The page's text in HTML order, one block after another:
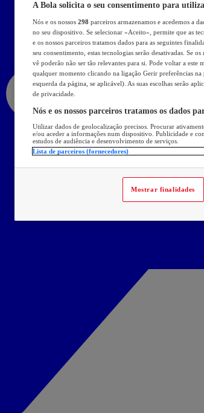
A Bola solicita o seu consentimento para
Nós e os nossos 298 parceiros armazenamos e acedemos a
no seu dispositivo. Se selecionar «Aceito», permite que as
e os nossos parceiros tratamos dados para as seguintes
seu consentimento, estas tecnologias serão desativadas. Se
vê poderão não ser tão relevantes para si. Pode voltar a este
qualquer momento clicando na ligação Gerir preferências
esquerda da página, se aplicável). As suas escolhas serão
de privacidade.
Nós e os nossos parceiros tratamos os dados
Utilizar dados de geolocalização precisos. Procurar
e/ou aceder a informações num dispositivo. Publicidade e
estudos de audiência e desenvolvimento de serviços.
Lista de parceiros (fornecedores)
Mostrar finalidades